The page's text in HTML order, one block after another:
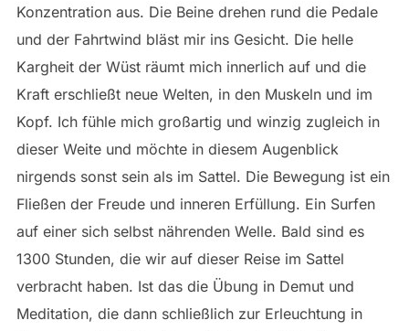
Konzentration aus. Die Beine drehen rund die Pedale
und der Fahrtwind bläst mir ins Gesicht. Die helle
Kargheit der Wüst räumt mich innerlich auf und die
Kraft erschließt neue Welten, in den Muskeln und im
Kopf. Ich fühle mich großartig und winzig zugleich in
dieser Weite und möchte in diesem Augenblick
nirgends sonst sein als im Sattel. Die Bewegung ist ein
Fließen der Freude und inneren Erfüllung. Ein Surfen
auf einer sich selbst nährenden Welle. Bald sind es
1300 Stunden, die wir auf dieser Reise im Sattel
verbracht haben. Ist das die Übung in Demut und
Meditation, die dann schließlich zur Erleuchtung in